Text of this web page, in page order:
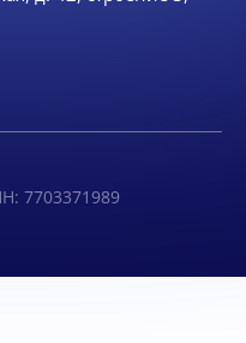
7703371989